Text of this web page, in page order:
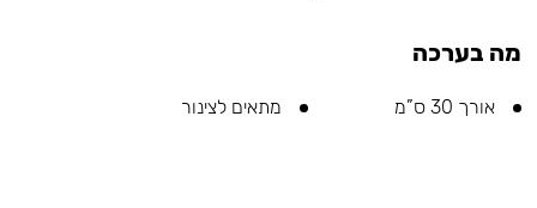
מה בערכה
אורך 30 ס”מ מתאים לצינור